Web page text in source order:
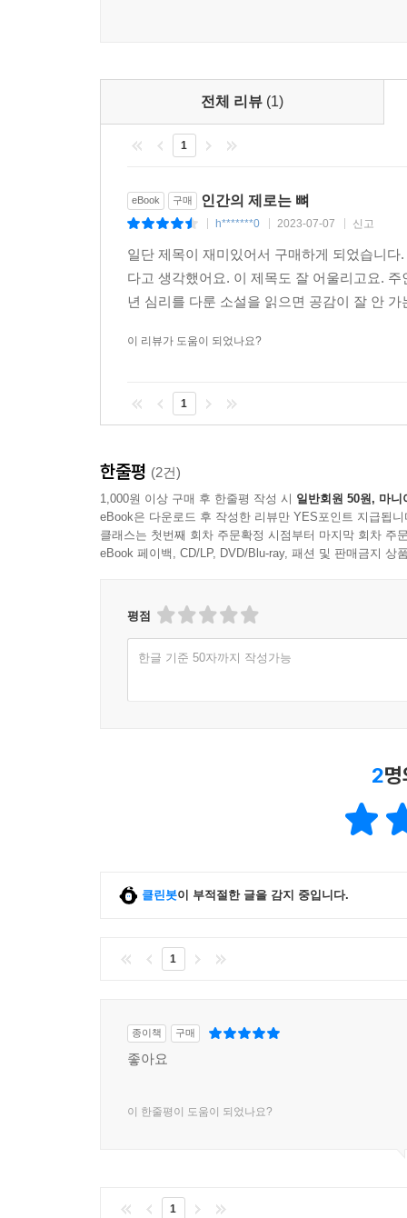
발전되지 못한 채 순간들로만 남아 고여 있기도
카오리는 이렇게 생각한다. “재미없는 패턴에
않는 인간에게는 이해될 리가 없다.” 동생의
이야기만을 생각하는 걸까? 카오리가 믿는 이야기
카오리의 의지 덕분일까, 카오리 주변에는 이야
소식, 동생과의 피 튀기는 싸움, 동생이 학교에
때마다 카오리는 의심을 거두지 않는다. 이 사건
살점과 이야기를 덧붙여 간다.” 모두 같은 제로
전체 리뷰 (1)
1
eBook 구매 인간의 제로는 뼈
h*******0 2023-07-07 신고
일단 제목이 재미있어서 구매하게 되었습니
다고 생각했어요. 이 제목도 잘 어울리고요.
년 심리를 다룬 소설을 읽으면 공감이 잘 안
이 리뷰가 도움이 되었나요?
1
한줄평 (2건)
1,000원 이상 구매 후 한줄평 작성 시 일반회원 50원, 마니
eBook은 다운로드 후 작성한 리뷰만 YES포인트 지급됩니
클래스는 첫번째 회차 주문확정 시점부터 마지막 회차 주
eBook 페이백, CD/LP, DVD/Blu-ray, 패션 및 판매금지 상
평점
한글 기준 50자까지 작성가능
2
클린봇이 부적절한 글을 감지 중입니다.
1
종이책 구매
좋아요
이 한줄평이 도움이 되었나요?
1